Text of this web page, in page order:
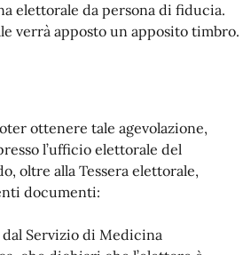
elettorale da persona di fiducia.
verrà apposto un apposito timbro.
ottenere tale agevolazione,
l’ufficio elettorale del
oltre alla Tessera elettorale,
documenti:
Servizio di Medicina